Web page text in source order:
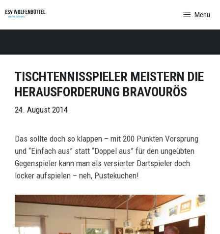
Inhalt
springen
Menü
TISCHTENNISSPIELER MEISTERN DIE
HERAUSFORDERUNG BRAVOURÖS
24. August 2014
Das sollte doch so klappen – mit 200 Punkten Vorsprung
und “Einfach aus” statt “Doppel aus” für den ungeübten
Gegenspieler kann man als versierter Dartspieler doch
locker aufspielen – neh, Pustekuchen!